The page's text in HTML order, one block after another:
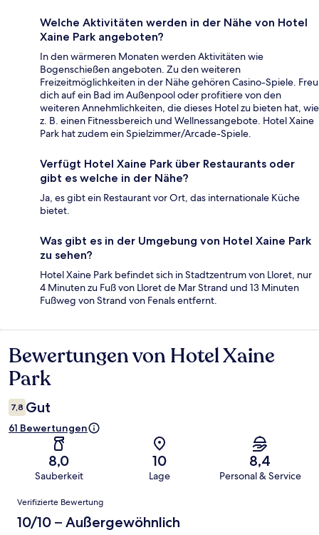
Welche Aktivitäten werden in der Nähe von Hotel
Xaine Park angeboten?
In den wärmeren Monaten werden Aktivitäten wie
Bogenschießen angeboten. Zu den weiteren
Freizeitmöglichkeiten in der Nähe gehören Casino-Spiele. Freu
dich auf ein Bad im Außenpool oder profitiere von den
weiteren Annehmlichkeiten, die dieses Hotel zu bieten hat, wie
z. B. einen Fitnessbereich und Wellnessangebote. Hotel Xaine
Park hat zudem ein Spielzimmer/Arcade-Spiele.
Verfügt Hotel Xaine Park über Restaurants oder
gibt es welche in der Nähe?
Ja, es gibt ein Restaurant vor Ort, das internationale Küche
bietet.
Was gibt es in der Umgebung von Hotel Xaine Park
zu sehen?
Hotel Xaine Park befindet sich in Stadtzentrum von Lloret, nur
4 Minuten zu Fuß von Lloret de Mar Strand und 13 Minuten
Fußweg von Strand von Fenals entfernt.
Bewertungen
Bewertungen von Hotel Xaine
Park
7,8 Gut
61 Bewertungen
8,0
Sauberkeit
10
Lage
8,4
Personal & Service
Bewertungen
Verifizierte Bewertung
10/10 – Außergewöhnlich